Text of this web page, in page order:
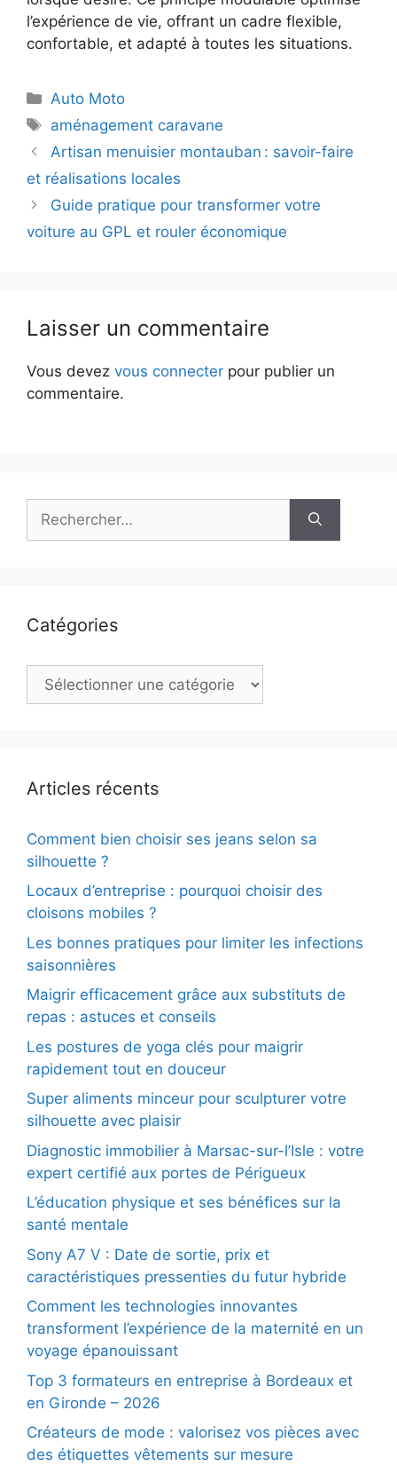
l’expérience de vie, offrant un cadre flexible,
confortable, et adapté à toutes les situations.
Catégories
Auto Moto
Étiquettes
aménagement caravane
Artisan menuisier montauban : savoir-faire
et réalisations locales
Guide pratique pour transformer votre
voiture au GPL et rouler économique
Laisser un commentaire
Vous devez vous connecter pour publier un
commentaire.
Catégories
Catégories
Articles récents
Comment bien choisir ses jeans selon sa
silhouette ?
Locaux d’entreprise : pourquoi choisir des
cloisons mobiles ?
Les bonnes pratiques pour limiter les infections
saisonnières
Maigrir efficacement grâce aux substituts de
repas : astuces et conseils
Les postures de yoga clés pour maigrir
rapidement tout en douceur
Super aliments minceur pour sculpturer votre
silhouette avec plaisir
Diagnostic immobilier à Marsac-sur-l’Isle : votre
expert certifié aux portes de Périgueux
L’éducation physique et ses bénéfices sur la
santé mentale
Sony A7 V : Date de sortie, prix et
caractéristiques pressenties du futur hybride
Comment les technologies innovantes
transforment l’expérience de la maternité en un
voyage épanouissant
Top 3 formateurs en entreprise à Bordeaux et
en Gironde – 2026
Créateurs de mode : valorisez vos pièces avec
des étiquettes vêtements sur mesure